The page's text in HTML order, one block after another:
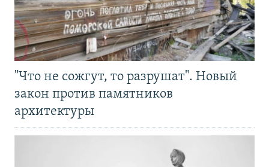
"Что не сожгут, то разрушат". Новый
закон против памятников
архитектуры